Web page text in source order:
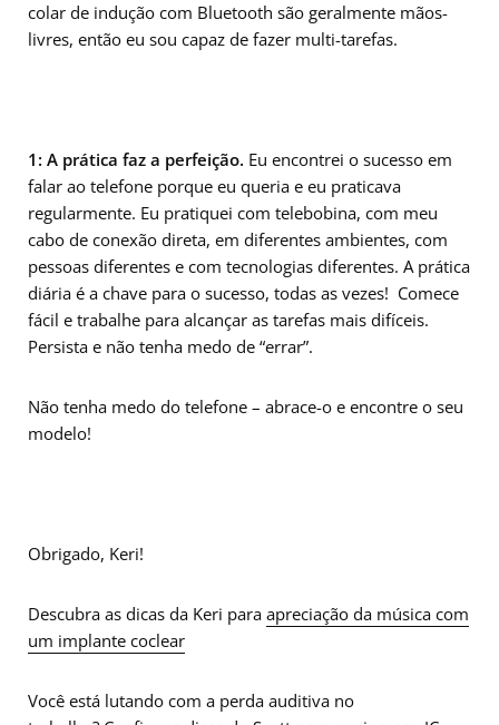
colar de indução com Bluetooth são geralmente mãos-
livres, então eu sou capaz de fazer multi-tarefas.
1: A prática faz a perfeição. Eu encontrei o sucesso em
falar ao telefone porque eu queria e eu praticava
regularmente. Eu pratiquei com telebobina, com meu
cabo de conexão direta, em diferentes ambientes, com
pessoas diferentes e com tecnologias diferentes. A prática
diária é a chave para o sucesso, todas as vezes! Comece
fácil e trabalhe para alcançar as tarefas mais difíceis.
Persista e não tenha medo de “errar”.
Não tenha medo do telefone – abrace-o e encontre o seu
modelo!
Obrigado, Keri!
Descubra as dicas da Keri para apreciação da música com
um implante coclear
Você está lutando com a perda auditiva no